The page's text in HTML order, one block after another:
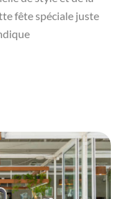
fête spéciale juste